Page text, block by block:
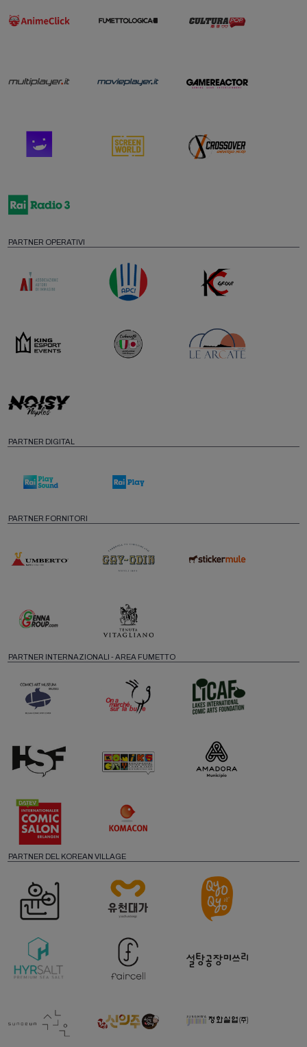
PARTNER OPERATIVI
PARTNER DIGITAL
PARTNER FORNITORI
PARTNER INTERNAZIONALI - AREA FUMETTO
PARTNER DEL KOREAN VILLAGE